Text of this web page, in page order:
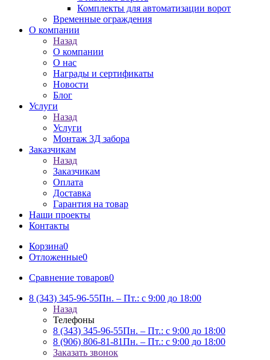
Комплекты для автоматизации ворот
Временные ограждения
О компании
Назад
О компании
О нас
Награды и сертификаты
Новости
Блог
Услуги
Назад
Услуги
Монтаж 3Д забора
Заказчикам
Назад
Заказчикам
Оплата
Доставка
Гарантия на товар
Наши проекты
Контакты
Корзина0
Отложенные0
Сравнение товаров0
8 (343) 345-96-55Пн. – Пт.: с 9:00 до 18:00
Назад
Телефоны
8 (343) 345-96-55Пн. – Пт.: с 9:00 до 18:00
8 (906) 806-81-81Пн. – Пт.: с 9:00 до 18:00
Заказать звонок